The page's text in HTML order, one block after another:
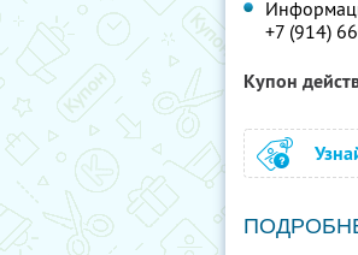
+7 (914)
Купон